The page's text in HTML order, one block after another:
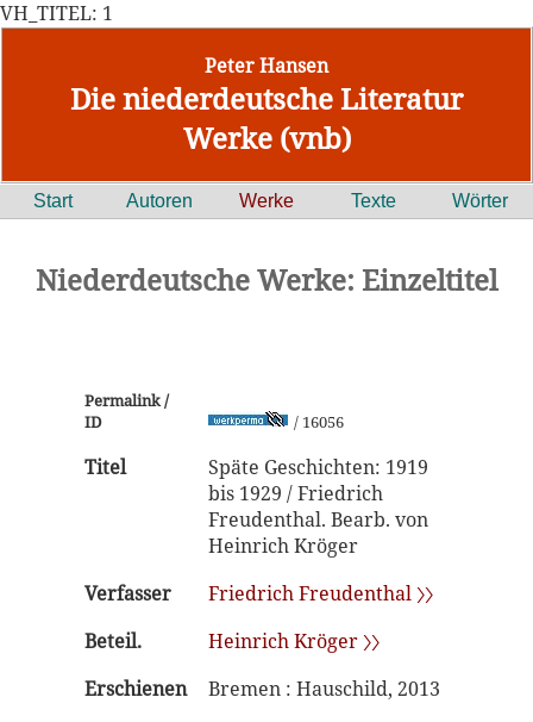
VH_TITEL: 1
Peter Hansen
Die niederdeutsche Literatur
Werke (vnb)
Start Autoren Werke Texte Wörter
Niederdeutsche Werke: Einzeltitel
Permalink /
ID
/ 16056
Titel
Späte Geschichten: 1919
bis 1929 / Friedrich
Freudenthal. Bearb. von
Heinrich Kröger
Verfasser
Friedrich Freudenthal 〉〉
Beteil.
Heinrich Kröger 〉〉
Erschienen
Bremen : Hauschild, 2013